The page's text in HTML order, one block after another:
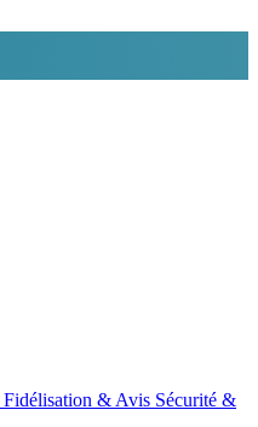
Fidélisation & Avis Sécurité &